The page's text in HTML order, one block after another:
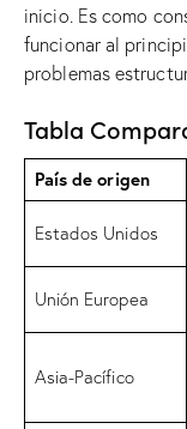
inicio. Es como
funcionar al
problemas
Tabla
País de origen
Estados Unidos
Unión Europea
Asia-Pacífico